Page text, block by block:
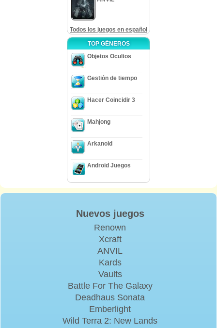
Todos los juegos en español
TOP GÉNEROS
Objetos Ocultos
Gestión de tiempo
Hacer Coincidir 3
Mahjong
Arkanoid
Android Juegos
Nuevos juegos
Renown
Xcraft
ANVIL
Kards
Vaults
Battle For The Galaxy
Deadhaus Sonata
Emberlight
Wild Terra 2: New Lands